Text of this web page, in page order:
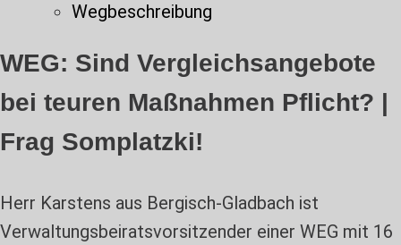
Wegbeschreibung
WEG: Sind Vergleichsangebote
bei teuren Maßnahmen Pflicht? |
Frag Somplatzki!
Herr Karstens aus Bergisch-Gladbach ist
Verwaltungsbeiratsvorsitzender einer WEG mit 16